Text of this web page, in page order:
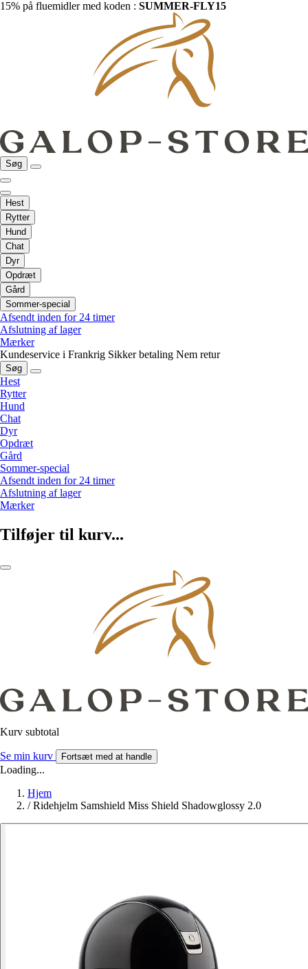
15% på fluemidler med koden : SUMMER-FLY15
Søg
Hest
Rytter
Hund
Chat
Dyr
Opdræt
Gård
Sommer-special
Afsendt inden for 24 timer
Afslutning af lager
Mærker
Kundeservice i Frankrig Sikker betaling Nem retur
Søg
Hest
Rytter
Hund
Chat
Dyr
Opdræt
Gård
Sommer-special
Afsendt inden for 24 timer
Afslutning af lager
Mærker
Tilføjer til kurv...
Kurv subtotal
Se min kurv Fortsæt med at handle
Loading...
Hjem
/ Ridehjelm Samshield Miss Shield Shadowglossy 2.0